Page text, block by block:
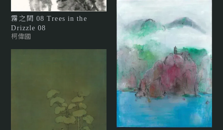
霧之間 08 Trees in the
Drizzle 08
柯偉國